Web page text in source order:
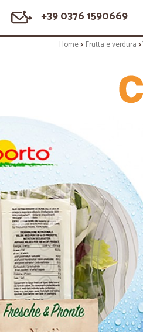
+39 0376 1590669
Home Frutta e verdura